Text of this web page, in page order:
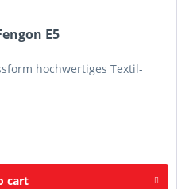
E5
hochwertiges Textil-
cart